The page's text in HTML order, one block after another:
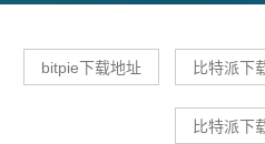
bitpie下载地址 比特派下
比特派下